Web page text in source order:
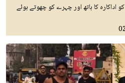
کا ہاتھ اور چہرے کو چھوتے ہوئے